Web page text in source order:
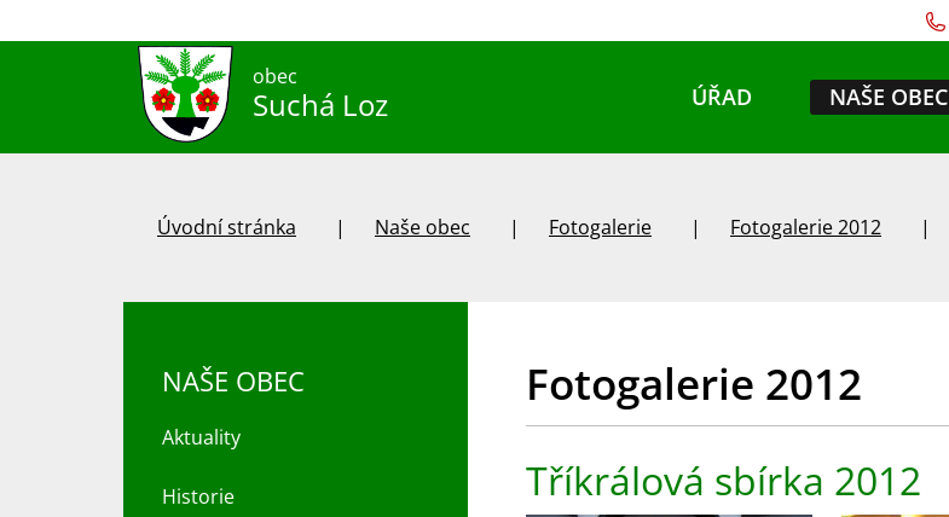
obec
Suchá Loz ÚŘAD NAŠE OBEC
Úvodní stránka Naše obec Fotogalerie Fotogalerie 2012
Fotogalerie 2012
Tříkrálová sbírka 2012
NAŠE OBEC
Aktuality
Historie